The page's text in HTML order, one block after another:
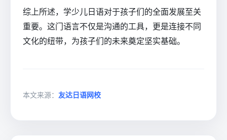
综上所述，学少儿日语对于孩子们的全面发展至关
重要。这门语言不仅是沟通的工具，更是连接不同
文化的纽带，为孩子们的未来奠定坚实基础。
本文来源： 友达日语网校